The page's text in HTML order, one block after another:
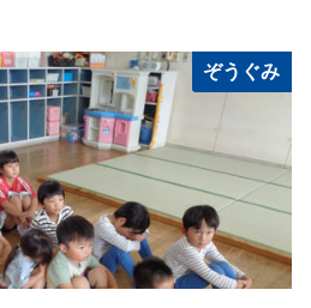
ぞうぐみ